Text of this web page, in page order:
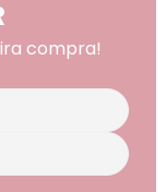
compra!